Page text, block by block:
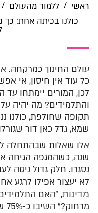
ראשי / ללמוד מהעולם /
כולנו בכיתה אחת: כך
עולם החינוך כמרקחה.
כל עוד אין חיסון, אי
לכן, המורים יימתחו
והתלמידים? מה יהיה
תקופה שחולפת, כולנו
שמא, גדל כאן דור
אלו שאלות שבהתחלה
שנה, כשהמגפה הגיחה
נסגרו. חלק גדול ניסה
לא יעצור אפילו לרגע
מדינות, "האם
מרחוק?" השיבו כ-75% שפחות או שעדיין לא ניתן לדעת.